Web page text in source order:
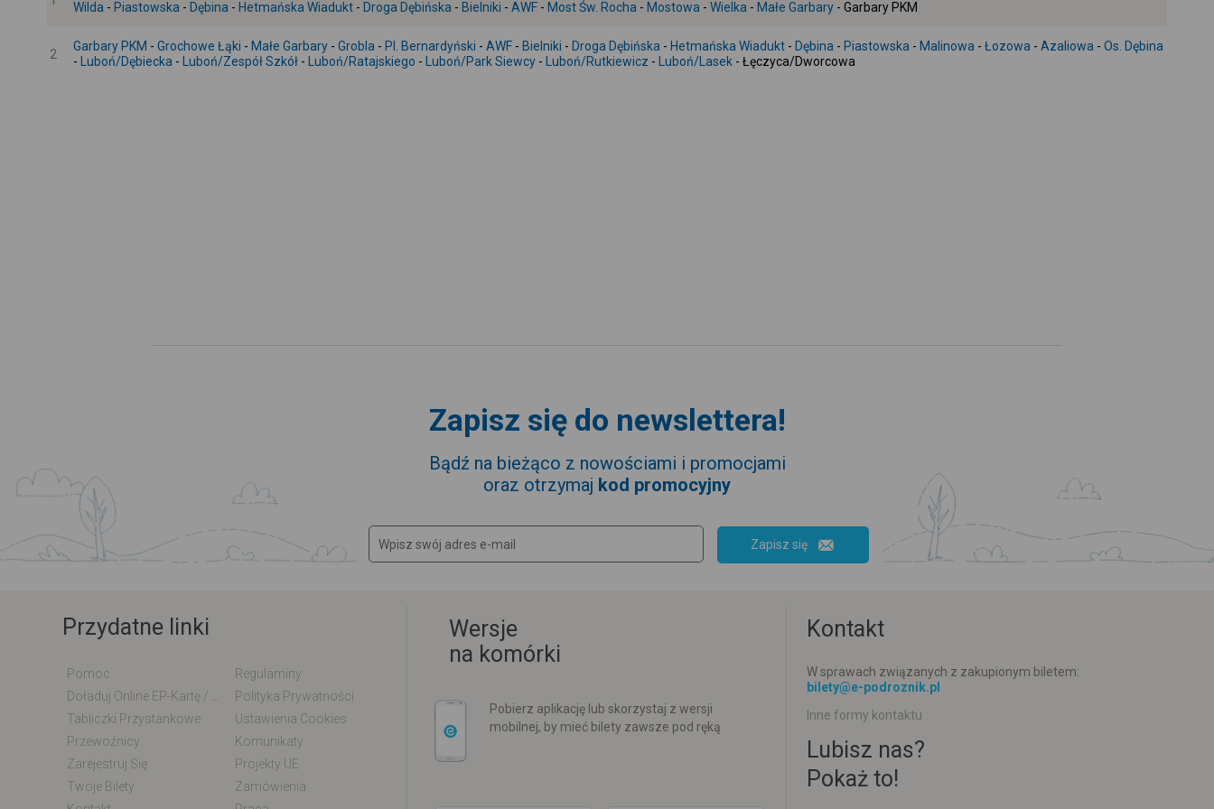
-
Wilda - Piastowska - Dębina - Hetmańska Wiadukt - Droga Dębińska - Bielniki - AWF - Most Św. Rocha - Mostowa - Wielka - Małe Garbary - Garbary PKM
2
Garbary PKM - Grochowe Łąki - Małe Garbary - Grobla - Pl. Bernardyński - AWF - Bielniki - Droga Dębińska - Hetmańska Wiadukt - Dębina - Piastowska - Malinowa - Łozowa - Azaliowa - Os. Dębina
-
Luboń/Dębiecka - Luboń/Zespół Szkół - Luboń/Ratajskiego - Luboń/Park Siewcy - Luboń/Rutkiewicz - Luboń/Lasek - Łęczyca/Dworcowa
Zapisz się do newslettera!
Bądź na bieżąco z nowościami i promocjami
oraz otrzymaj kod promocyjny
Zapisz się
Przydatne linki
Pomoc
Regulaminy
Polityka Prywatności
Tabliczki Przystankowe
Ustawienia Cookies
Przewoźnicy
Komunikaty
Zarejestruj Się
Projekty UE
Twoje Bilety
Zamówienia
Wersje
na komórki
Pobierz aplikację lub skorzystaj z wersji
mobilnej, by mieć bilety zawsze pod ręką
Kontakt
W sprawach związanych z zakupionym biletem:
bilety@e-podroznik.pl
Inne formy kontaktu
Lubisz nas?
Pokaż to!